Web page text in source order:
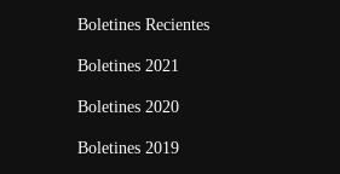
Boletines Recientes
Boletines 2021
Boletines 2020
Boletines 2019